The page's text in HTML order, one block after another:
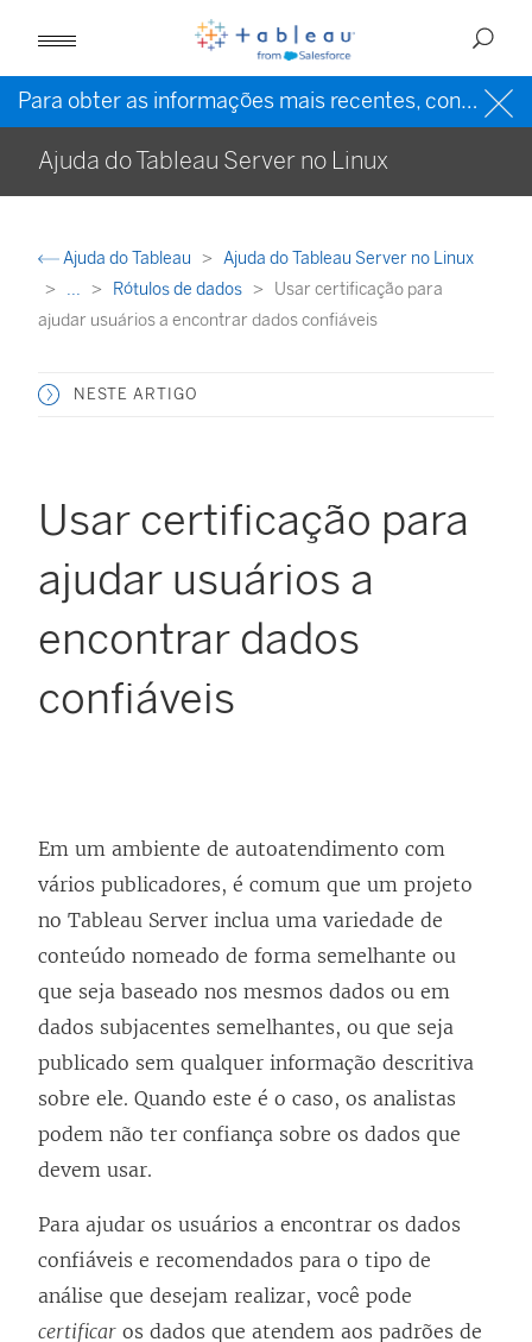
Para obter as informações mais recentes, consulte a
Ajuda do Tableau Server no Linux
Ajuda do Tableau
Ajuda do Tableau Server no Linux
...
Rótulos de dados
Usar certificação para
ajudar usuários a encontrar dados confiáveis
NESTE ARTIGO
Usar certificação para
ajudar usuários a
encontrar dados
confiáveis
Em um ambiente de autoatendimento com
vários publicadores, é comum que um projeto
no Tableau Server inclua uma variedade de
conteúdo nomeado de forma semelhante ou
que seja baseado nos mesmos dados ou em
dados subjacentes semelhantes, ou que seja
publicado sem qualquer informação descritiva
sobre ele. Quando este é o caso, os analistas
podem não ter confiança sobre os dados que
devem usar.
Para ajudar os usuários a encontrar os dados
confiáveis e recomendados para o tipo de
análise que desejam realizar, você pode
certificar os dados que atendem aos padrões de